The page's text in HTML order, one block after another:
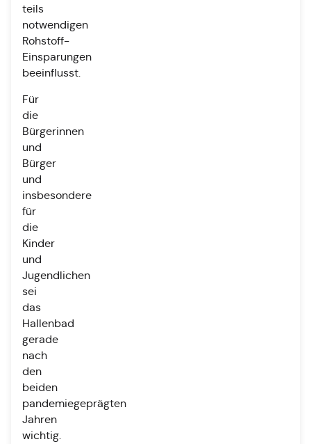
teils
notwendigen
Rohstoff-
Einsparungen
beeinflusst.
Für
die
Bürgerinnen
und
Bürger
und
insbesondere
für
die
Kinder
und
Jugendlichen
sei
das
Hallenbad
gerade
nach
den
beiden
pandemiegeprägten
Jahren
wichtig.